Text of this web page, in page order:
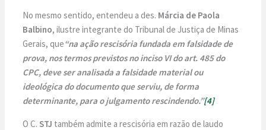
No mesmo sentido, entendeu a des. Márcia de Paola
Balbino, ilustre integrante do Tribunal de Justiça de Minas
Gerais, que“na ação rescisória fundada em falsidade de
prova, nos termos previstos no inciso VI do art. 485 do
CPC, deve ser analisada a falsidade material ou
ideológica do documento que serviu, de forma
determinante, para o julgamento rescindendo.”[4]
O C. STJ também admite a rescisória em razão de laudo